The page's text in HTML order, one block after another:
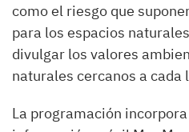
como el riesgo que
para los espacios
divulgar los valores
naturales cercanos a cada
La programación